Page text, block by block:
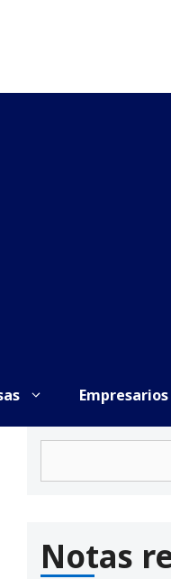
Empresarios
Notas